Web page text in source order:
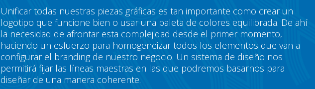
Unificar todas nuestras piezas gráficas es tan importante como crear un
logotipo que funcione bien o usar una paleta de colores equilibrada. De ahí
la necesidad de afrontar esta complejidad desde el primer momento,
haciendo un esfuerzo para homogeneizar todos los elementos que van a
configurar el branding de nuestro negocio. Un sistema de diseño nos
permitirá fijar las líneas maestras en las que podremos basarnos para
diseñar de una manera coherente.